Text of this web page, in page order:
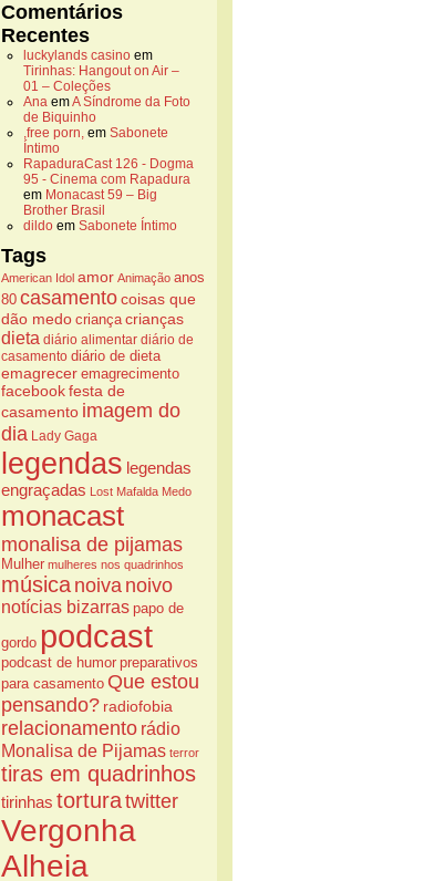
Comentários
Recentes
luckylands casino em
Tirinhas: Hangout on Air –
01 – Coleções
Ana emA Síndrome da Foto
de Biquinho
,free porn, em Sabonete
Íntimo
RapaduraCast 126 - Dogma
95 - Cinema com Rapadura
em Monacast 59 – Big
Brother Brasil
dildo em Sabonete Íntimo
Tags
American Idol amor Animação anos
80 casamentocoisas que
dão medo criança crianças
dieta diário alimentar diário de
casamento diário de dieta
emagrecer emagrecimento
facebookfesta de
casamento imagem do
dia Lady Gaga
legendas legendas
engraçadas Lost Mafalda Medo
monacast
monalisa de pijamas
Mulher mulheres nos quadrinhos
música noiva noivo
notícias bizarras papo de
gordo podcast
podcast de humor preparativos
para casamento Que estou
pensando? radiofobia
relacionamento rádio
Monalisa de Pijamas terror
tiras em quadrinhos
tirinhas torturatwitter
Vergonha
Alheia